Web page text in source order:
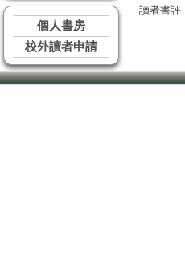
個人書房
校外讀者申請
讀者書評